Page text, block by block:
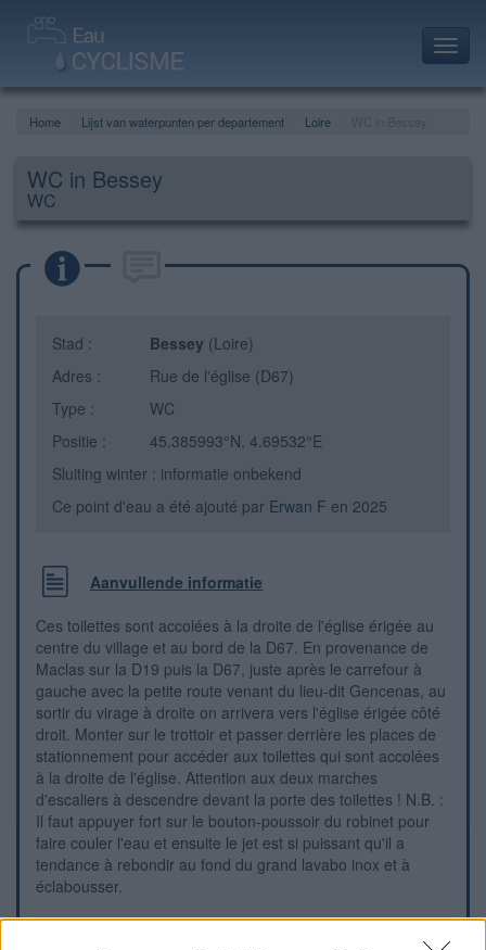
Home Lijst van waterpunten per departement Loire
WC in Bessey
WC
Stad : Bessey (Loire)
Adres :
Rue de l'église (D67)
Type :
WC
Positie :
45.385993°N, 4.69532°E
Sluiting winter : informatie onbekend
Ce point d'eau a été ajouté par Erwan F en 2025
Aanvullende informatie
Ces toilettes sont accolées à la droite de l'église érigée au
centre du village et au bord de la D67. En provenance de
Maclas sur la D19 puis la D67, juste après le carrefour à
gauche avec la petite route venant du lieu-dit Gencenas, au
sortir du virage à droite on arrivera vers l'église érigée côté
droit. Monter sur le trottoir et passer derrière les places de
stationnement pour accéder aux toilettes qui sont accolées
à la droite de l'église. Attention aux deux marches
d'escaliers à descendre devant la porte des toilettes ! N.B. :
Il faut appuyer fort sur le bouton-poussoir du robinet pour
faire couler l'eau et ensuite le jet est si puissant qu'il a
tendance à rebondir au fond du grand lavabo inox et à
éclabousser.